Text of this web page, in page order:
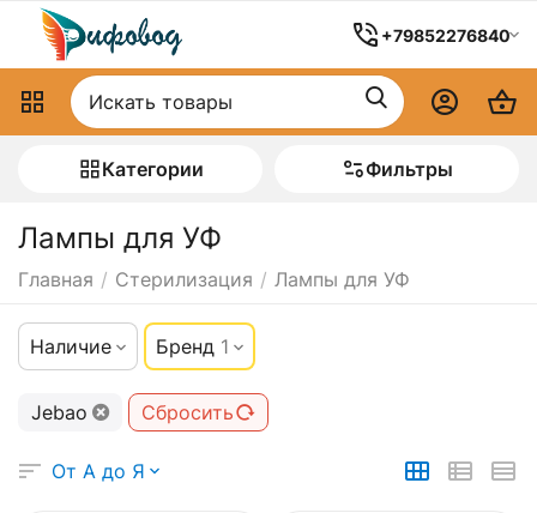
+79852276840
Категории Фильтры
Лампы для УФ
Главная / Стерилизация / Лампы для УФ
Наличие Бренд 1
Jebao Сбросить
От А до Я